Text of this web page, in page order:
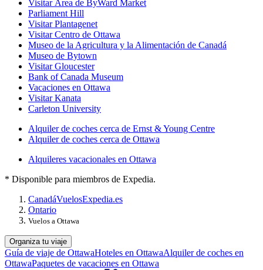
Visitar Área de ByWard Market
Parliament Hill
Visitar Plantagenet
Visitar Centro de Ottawa
Museo de la Agricultura y la Alimentación de Canadá
Museo de Bytown
Visitar Gloucester
Bank of Canada Museum
Vacaciones en Ottawa
Visitar Kanata
Carleton University
Alquiler de coches cerca de Ernst & Young Centre
Alquiler de coches cerca de Ottawa
Alquileres vacacionales en Ottawa
* Disponible para miembros de Expedia.
CanadáVuelosExpedia.es
Ontario
Vuelos a Ottawa
Organiza tu viaje
Guía de viaje de OttawaHoteles en OttawaAlquiler de coches en
OttawaPaquetes de vacaciones en Ottawa